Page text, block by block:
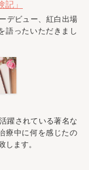
」
語ったいただきまし
躍されている著名な
療中に何を感じたの
ます。